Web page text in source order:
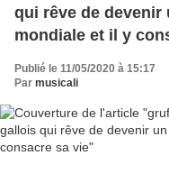
qui rêve de devenir
mondiale et il y
Publié le 11/05/2020 à 15:17
Par musicali